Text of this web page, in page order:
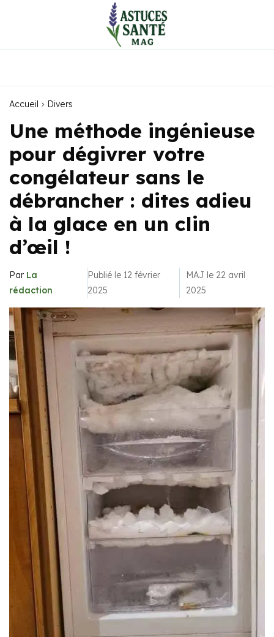
Accueil Divers
Une méthode ingénieuse
pour dégivrer votre
congélateur sans le
débrancher : dites adieu
à la glace en un clin
d’œil !
Par La
rédaction
Publié le 12 février
2025
MAJ le 22 avril
2025